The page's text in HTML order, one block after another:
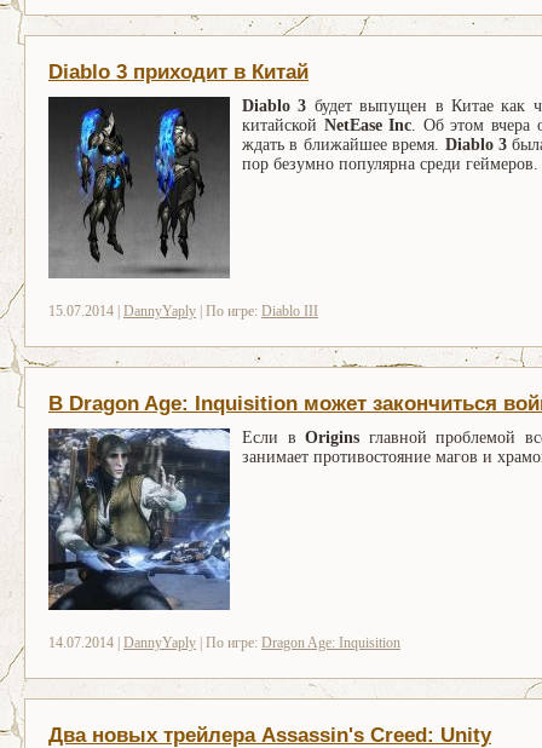
Diablo 3 приходит в Китай
Diablo 3 будет выпущен в Китае как
китайской NetEase Inc. Об этом вчера
ждать в ближайшее время. Diablo 3
пор безумно популярна среди геймеров.
15.07.2014 | DannyYaply | По игре: Diablo III
В Dragon Age: Inquisition может закончиться
Если вOrigins главной проблемой
занимает противостояние магов и
14.07.2014 | DannyYaply | По игре: Dragon Age: Inquisition
Два новых трейлера Assassin's Creed: Unity